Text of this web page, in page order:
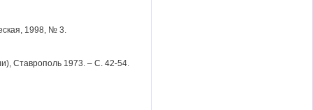
1998, № 3.
Ставрополь 1973. – С. 42-54.